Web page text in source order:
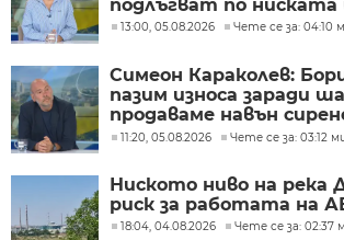
подлъгват по ниската
13:00, 05.08.2026 Чете се за: 04:10
Симеон Караколев:
пазим износа заради
продаваме навън
евро, тук го купуваме
11:20, 05.08.2026 Чете се за: 03:12
Ниското ниво на река
риск за работата на
18:04, 04.08.2026 Чете се за: 02:37